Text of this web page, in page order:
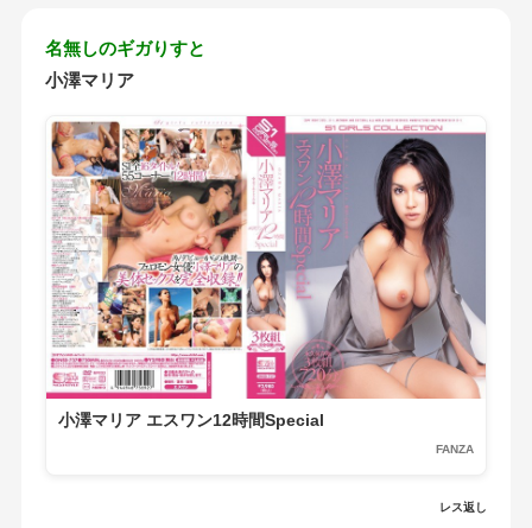
名無しのギガりすと
小澤マリア
小澤マリア エスワン12時間Special
FANZA
レス返し